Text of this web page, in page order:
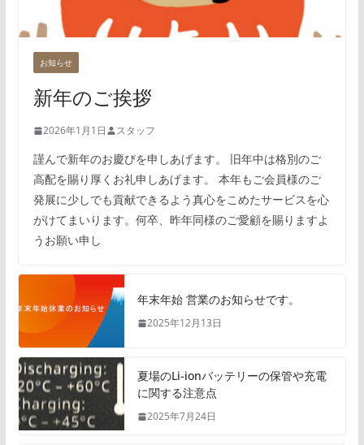
お知らせ
新年のご挨拶
2026年1月1日 スタッフ
謹んで新年のお慶びを申しあげます。 旧年中は格別のご
高配を賜り厚くお礼申しあげます。 本年もご会員様のご
発展に少しでも貢献できるよう真心をこめたサービスを心
がけてまいります。何卒、昨年同様のご愛顧を賜りますよ
うお願い申し
年末年始 営業のお知らせです。
2025年12月13日
夏場のLi-ionバッテリーの保管や充電
に関する注意点
2025年7月24日